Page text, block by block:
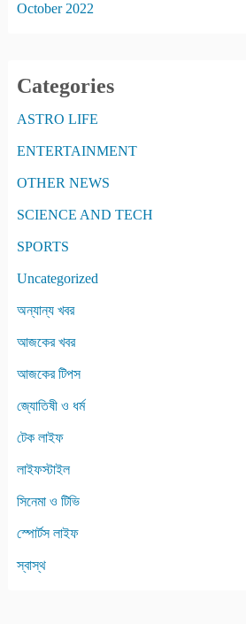
October 2022
Categories
ASTRO LIFE
ENTERTAINMENT
OTHER NEWS
SCIENCE AND TECH
SPORTS
Uncategorized
অন্যান্য খবর
আজকের খবর
আজকের টিপস
জ্যোতিষী ও ধর্ম
টেক লাইফ
লাইফস্টাইল
সিনেমা ও টিভি
স্পোর্টস লাইফ
স্বাস্থ